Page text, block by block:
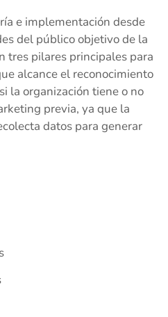
e implementación desde
del público objetivo de la
tres pilares principales para
alcance el reconocimiento
la organización tiene o no
previa, ya que la
datos para generar